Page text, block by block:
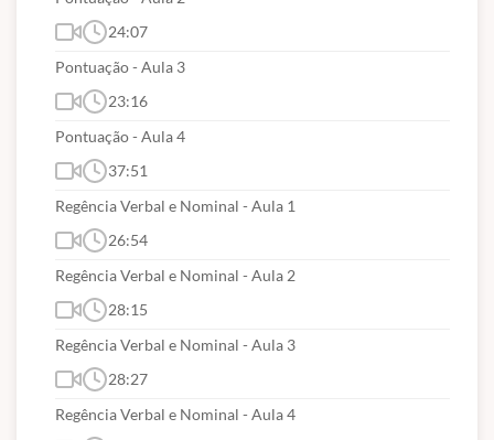
9. Emprego/correlação dos tempos e modos
verbais.
10. Sintaxe: relações sintático-semânticas
estabelecidas entre orações, períodos ou
parágrafos (período simples e período composto
por coordenação e subordinação).
11. Concordância verbal e nominal.
12. Regência verbal e nominal.
13. Emprego dos sinais de pontuação e sua função
no texto.
14. Redação de Correspondências Oficiais (Manual
de Redação da Presidência da República)
documento.
24:07
Pontuação - Aula 3
23:16
Pontuação - Aula 4
37:51
Regência Verbal e Nominal - Aula 1
26:54
Regência Verbal e Nominal - Aula 2
28:15
Regência Verbal e Nominal - Aula 3
28:27
Regência Verbal e Nominal - Aula 4